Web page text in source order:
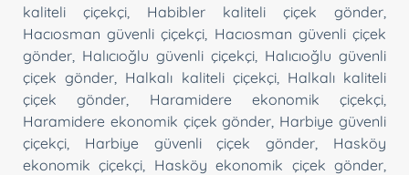
kaliteli çiçekçi
Habibler kaliteli çiçek gönder
Hacıosman güvenli çiçekçi Hacıosman güvenli çiçek
gönder Halıcıoğlu güvenli çiçekçi Halıcıoğlu güvenli
çiçek gönder
Halkalı kaliteli çiçekçi, Halkalı kaliteli
çiçek gönder
Haramidere ekonomik çiçekçi
Haramidere ekonomik çiçek gönder Harbiye güvenli
çiçekçi
Harbiye güvenli çiçek gönder
Hasköy
ekonomik çiçekçi
Hasköy ekonomik çiçek gönder